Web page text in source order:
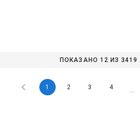
1 2 3 4